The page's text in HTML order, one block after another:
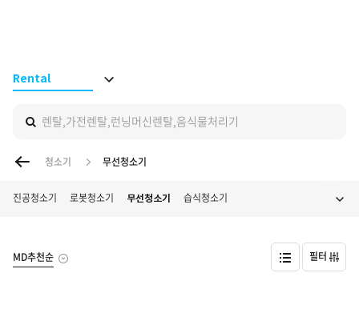
Rental
렌탈,가전렌탈,런닝머신렌탈,음식물처리기
청소기 무선청소기
진공청소기 로봇청소기 무선청소기 습식청소기
MD추천순 필터